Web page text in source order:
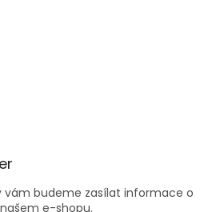
vám budeme zasílat informace o
e-shopu.